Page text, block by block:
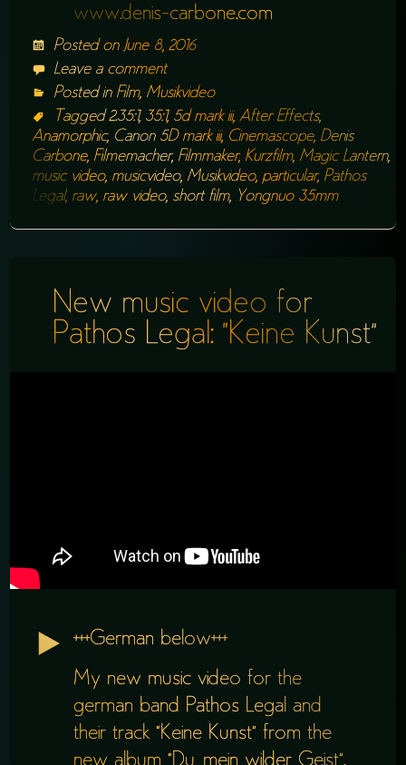
www.denis-carbone.com
Posted onJune 8, 2016
Leave a comment
Posted in Film, Musikvideo
Tagged2.35:1, 35:1, 5d mark iii,After Effects,
Anamorphic, Canon 5D mark iii, Cinemascope, Denis
Carbone, Filmemacher, Filmmaker, Kurzfilm, Magic Lantern,
music video, musicvideo, Musikvideo, particular, Pathos
Legal, raw, raw video, short film, Yongnuo 35mm
New music video for
Pathos Legal: “Keine Kunst”
+++German below+++
My new music video for the
german band Pathos Legal and
their track “Keine Kunst” from the
new album “Du, mein wilder Geist”.